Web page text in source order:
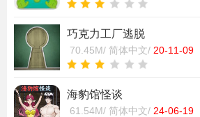
巧克力工厂逃脱
70.45M/ 简体中文/ 20-11-09
海豹馆怪谈
61.54M/ 简体中文/ 24-06-19